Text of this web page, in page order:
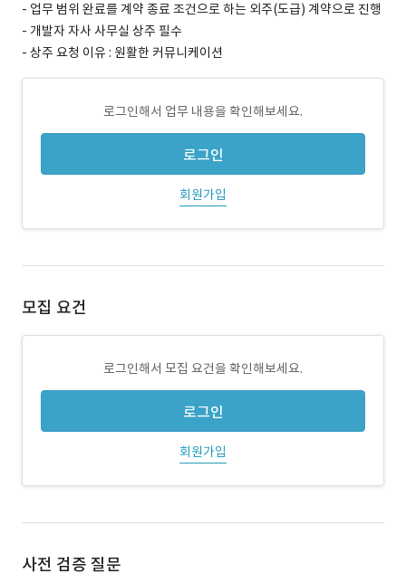
- 업무 범위 완료를 계약 종료 조건으로 하는 외주(도급) 계약으로 진행
- 개발자 자사 사무실 상주 필수
- 상주 요청 이유 : 원활한 커뮤니케이션
로그인해서 업무 내용을 확인해보세요.
로그인
회원가입
모집 요건
로그인해서 모집 요건을 확인해보세요.
로그인
회원가입
사전 검증 질문